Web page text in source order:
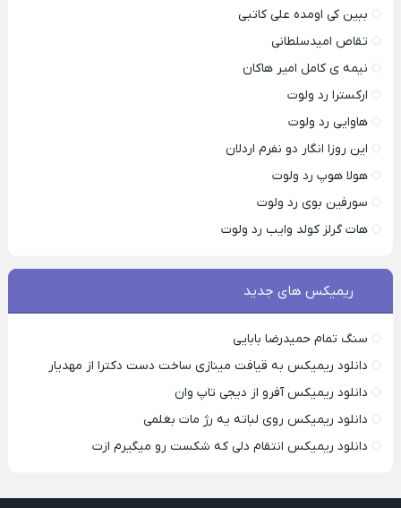
ببین کی اومده علی کاتبی
تقاص امیدسلطانی
نیمه ی کامل امیر هاکان
ارکسترا رد ولوت
هاوایی رد ولوت
این روزا انگار دو نفرم اردلان
هولا هوپ رد ولوت
سورفین بوی رد ولوت
هات گرلز کولد وایب رد ولوت
ریمیکس های جدید
سنگ تمام حمیدرضا بابایی
دانلود ریمیکس به قیافت مینازی ساخت دست دکترا از مهدیار
دانلود ریمیکس آفرو از ديجی تاپ وان
دانلود ریمیکس روی لباته یه رژ مات بغلمی
دانلود ریمیکس انتقام دلی که شکست رو میگیرم ازت